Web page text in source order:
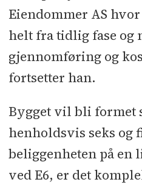
Eiendommer AS
helt fra tidlig fase og
gjennomføring og
fortsetter han.
Bygget vil bli formet
henholdsvis seks og
beliggenheten på
ved E6, er det